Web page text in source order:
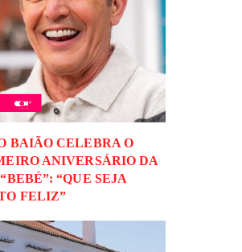
BAIÃO CELEBRA O
ANIVERSÁRIO DA
“QUE SEJA
FELIZ”